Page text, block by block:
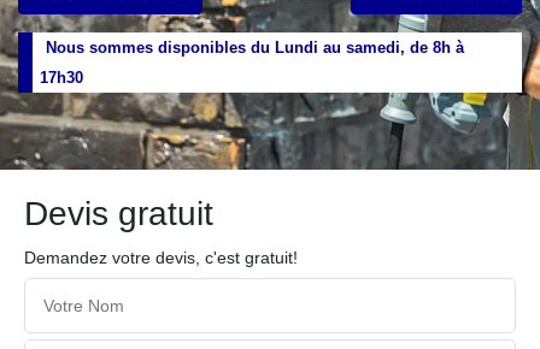
Nous sommes disponibles du Lundi au samedi, de 8h à
17h30
Devis gratuit
Demandez votre devis, c'est gratuit!